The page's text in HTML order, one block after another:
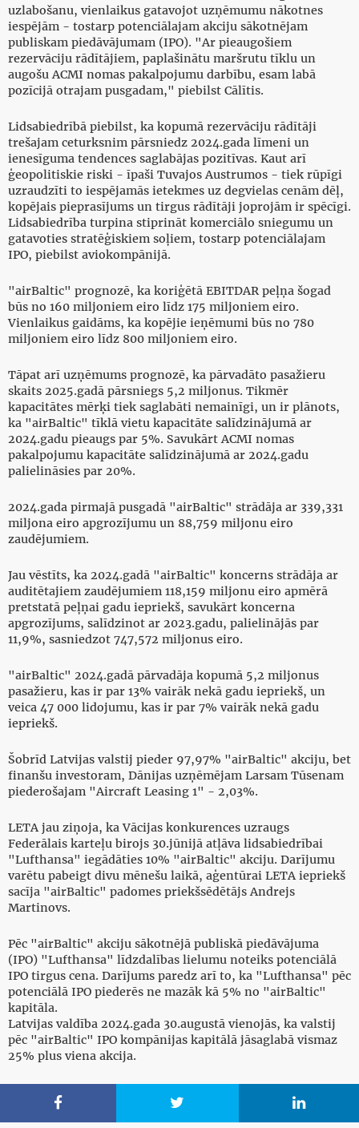
uzlabošanu, vienlaikus gatavojot uzņēmumu nākotnes
iespējām - tostarp potenciālajam akciju sākotnējam
publiskam piedāvājumam (IPO). "Ar pieaugošiem
rezervāciju rādītājiem, paplašinātu maršrutu tīklu un
augošu ACMI nomas pakalpojumu darbību, esam labā
pozīcijā otrajam pusgadam," piebilst Cālītis.
Lidsabiedrībā piebilst, ka kopumā rezervāciju rādītāji
trešajam ceturksnim pārsniedz 2024.gada līmeni un
ienesīguma tendences saglabājas pozitīvas. Kaut arī
ģeopolitiskie riski - īpaši Tuvajos Austrumos - tiek rūpīgi
uzraudzīti to iespējamās ietekmes uz degvielas cenām dēļ,
kopējais pieprasījums un tirgus rādītāji joprojām ir spēcīgi.
Lidsabiedrība turpina stiprināt komerciālo sniegumu un
gatavoties stratēģiskiem soļiem, tostarp potenciālajam
IPO, piebilst aviokompānijā.
"airBaltic" prognozē, ka koriģētā EBITDAR peļņa šogad
būs no 160 miljoniem eiro līdz 175 miljoniem eiro.
Vienlaikus gaidāms, ka kopējie ieņēmumi būs no 780
miljoniem eiro līdz 800 miljoniem eiro.
Tāpat arī uzņēmums prognozē, ka pārvadāto pasažieru
skaits 2025.gadā pārsniegs 5,2 miljonus. Tikmēr
kapacitātes mērķi tiek saglabāti nemainīgi, un ir plānots,
ka "airBaltic" tīklā vietu kapacitāte salīdzinājumā ar
2024.gadu pieaugs par 5%. Savukārt ACMI nomas
pakalpojumu kapacitāte salīdzinājumā ar 2024.gadu
palielināsies par 20%.
2024.gada pirmajā pusgadā "airBaltic" strādāja ar 339,331
miljona eiro apgrozījumu un 88,759 miljonu eiro
zaudējumiem.
Jau vēstīts, ka 2024.gadā "airBaltic" koncerns strādāja ar
auditētajiem zaudējumiem 118,159 miljonu eiro apmērā
pretstatā peļņai gadu iepriekš, savukārt koncerna
apgrozījums, salīdzinot ar 2023.gadu, palielinājās par
11,9%, sasniedzot 747,572 miljonus eiro.
"airBaltic" 2024.gadā pārvadāja kopumā 5,2 miljonus
pasažieru, kas ir par 13% vairāk nekā gadu iepriekš, un
veica 47 000 lidojumu, kas ir par 7% vairāk nekā gadu
iepriekš.
Šobrīd Latvijas valstij pieder 97,97% "airBaltic" akciju, bet
finanšu investoram, Dānijas uzņēmējam Larsam Tūsenam
piederošajam "Aircraft Leasing 1" - 2,03%.
LETA jau ziņoja, ka Vācijas konkurences uzraugs
Federālais karteļu birojs 30.jūnijā atļāva lidsabiedrībai
"Lufthansa" iegādāties 10% "airBaltic" akciju. Darījumu
varētu pabeigt divu mēnešu laikā, aģentūrai LETA iepriekš
sacīja "airBaltic" padomes priekšsēdētājs Andrejs
Martinovs.
Pēc "airBaltic" akciju sākotnējā publiskā piedāvājuma
(IPO) "Lufthansa" līdzdalības lielumu noteiks potenciālā
IPO tirgus cena. Darījums paredz arī to, ka "Lufthansa" pēc
potenciālā IPO piederēs ne mazāk kā 5% no "airBaltic"
kapitāla.
Latvijas valdība 2024.gada 30.augustā vienojās, ka valstij
pēc "airBaltic" IPO kompānijas kapitālā jāsaglabā vismaz
25% plus viena akcija.
  